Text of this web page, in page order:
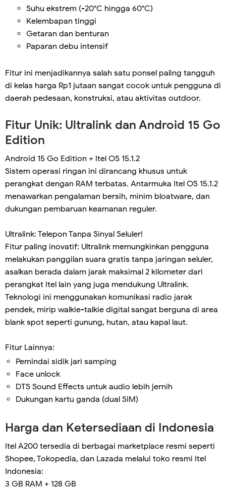
Suhu ekstrem (-20°C hingga 60°C)
Kelembapan tinggi
Getaran dan benturan
Paparan debu intensif
Fitur ini menjadikannya salah satu ponsel paling tangguh
di kelas harga Rp1 jutaan sangat cocok untuk pengguna di
daerah pedesaan, konstruksi, atau aktivitas outdoor.
Fitur Unik: Ultralink dan Android 15 Go
Edition
Android 15 Go Edition + Itel OS 15.1.2
Sistem operasi ringan ini dirancang khusus untuk
perangkat dengan RAM terbatas. Antarmuka Itel OS 15.1.2
menawarkan pengalaman bersih, minim bloatware, dan
dukungan pembaruan keamanan reguler.
Ultralink: Telepon Tanpa Sinyal Seluler!
Fitur paling inovatif: Ultralink memungkinkan pengguna
melakukan panggilan suara gratis tanpa jaringan seluler,
asalkan berada dalam jarak maksimal 2 kilometer dari
perangkat Itel lain yang juga mendukung Ultralink.
Teknologi ini menggunakan komunikasi radio jarak
pendek, mirip walkie-talkie digital sangat berguna di area
blank spot seperti gunung, hutan, atau kapal laut.
Fitur Lainnya:
Pemindai sidik jari samping
Face unlock
DTS Sound Effects untuk audio lebih jernih
Dukungan kartu ganda (dual SIM)
Harga dan Ketersediaan di Indonesia
Itel A200 tersedia di berbagai marketplace resmi seperti
Shopee, Tokopedia, dan Lazada melalui toko resmi Itel
Indonesia:
3 GB RAM + 128 GB